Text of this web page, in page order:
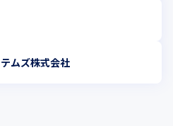
ムズ株式会社